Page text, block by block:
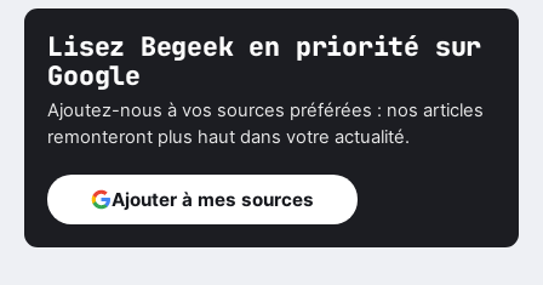
Lisez Begeek en priorité sur
Google
Ajoutez-nous à vos sources préférées : nos articles
remonteront plus haut dans votre actualité.
Ajouter à mes sources